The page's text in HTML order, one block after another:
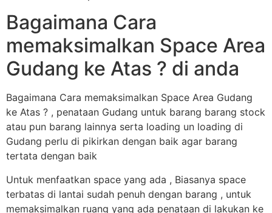
Bagaimana Cara
memaksimalkan Space Area
Gudang ke Atas ? di anda
Bagaimana Cara memaksimalkan Space Area Gudang
ke Atas ? , penataan Gudang untuk barang barang stock
atau pun barang lainnya serta loading un loading di
Gudang perlu di pikirkan dengan baik agar barang
tertata dengan baik
Untuk menfaatkan space yang ada , Biasanya space
terbatas di lantai sudah penuh dengan barang , untuk
memaksimalkan ruang yang ada penataan di lakukan ke